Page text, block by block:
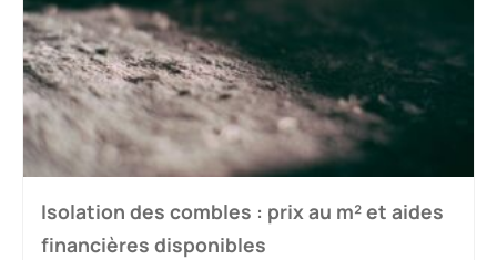
Isolation des combles : prix au m² et aides
financières disponibles